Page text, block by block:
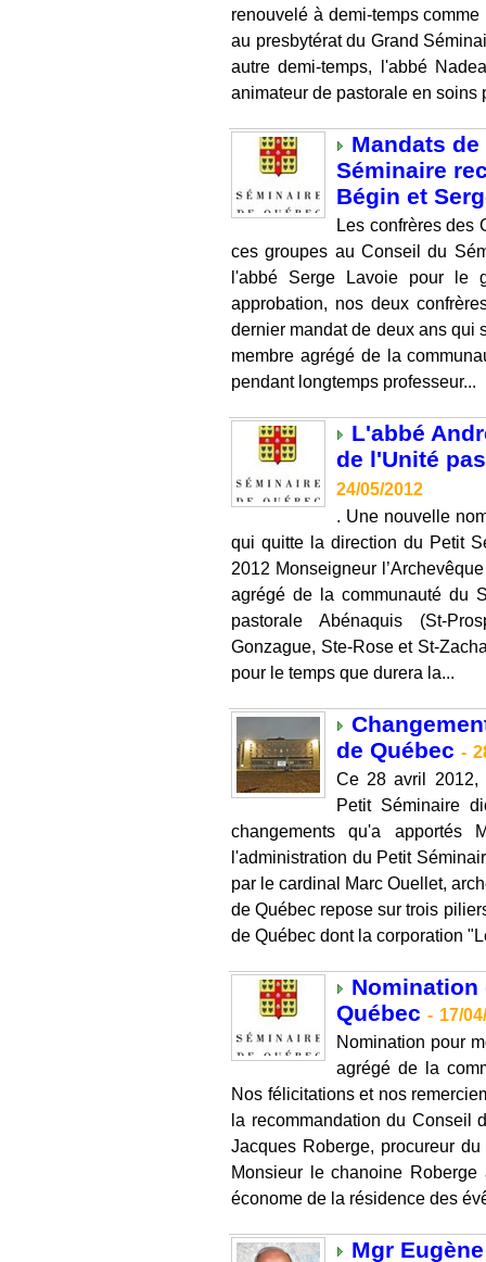
renouvelé à demi-temps
au presbytérat du Grand
autre demi-temps, l'abbé
animateur de pastorale en soins
Mandats
Séminaire
Bégin et
Les confrères des
ces groupes au Conseil du
l'abbé Serge Lavoie pour le
approbation, nos deux
dernier mandat de deux ans qui
membre agrégé de la
pendant longtemps professeur...
L'abbé
de l'Unité
24/05/2012
. Une nouvelle
qui quitte la direction du Petit
2012 Monseigneur
agrégé de la communauté du
pastorale Abénaquis (St-
Gonzague, Ste-Rose et St-
pour le temps que durera la...
de Québec -
Ce 28 avril 2012,
Petit Séminaire
changements qu'a
l'administration du Petit
par le cardinal Marc Ouellet,
de Québec repose sur trois
de Québec dont la corporation
Nomination
Québec - 17/
Nomination pour
agrégé de la
Nos félicitations et nos
la recommandation du Conseil
Jacques Roberge, procureur
Monsieur le chanoine
économe de la résidence des
Mgr